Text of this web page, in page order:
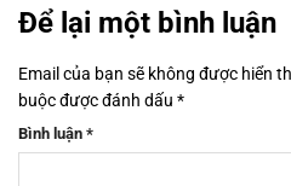
Để lại một bình luận
Email của bạn sẽ không được hiển
buộc được đánh dấu *
Bình luận *